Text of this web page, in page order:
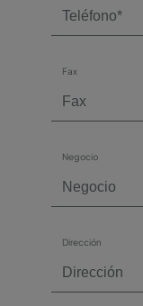
Fax
Negocio
Dirección